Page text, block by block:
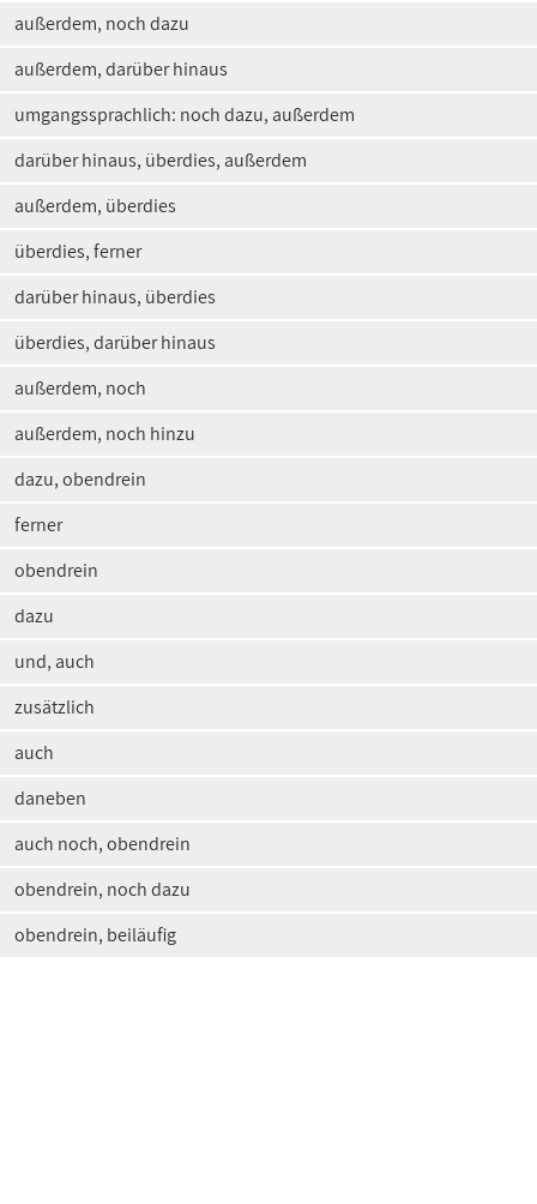
außerdem, noch dazu
außerdem, darüber hinaus
umgangssprachlich: noch dazu, außerdem
darüber hinaus, überdies, außerdem
außerdem, überdies
überdies, ferner
darüber hinaus, überdies
überdies, darüber hinaus
außerdem, noch
außerdem, noch hinzu
dazu, obendrein
ferner
obendrein
dazu
und, auch
zusätzlich
auch
daneben
auch noch, obendrein
obendrein, noch dazu
obendrein, beiläufig